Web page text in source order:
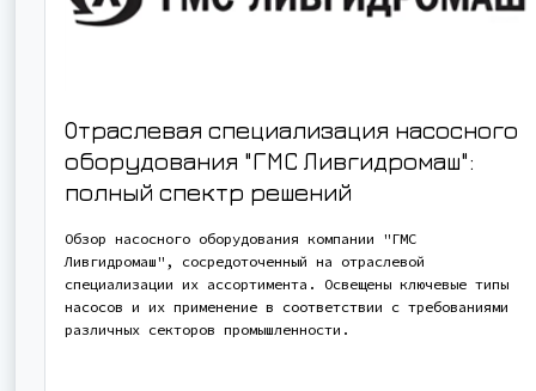
Отраслевая специализация насосного
оборудования "ГМС Ливгидромаш":
полный спектр решений
Обзор насосного оборудования компании "ГМС
Ливгидромаш", сосредоточенный на отраслевой
специализации их ассортимента. Освещены ключевые типы
насосов и их применение в соответствии с требованиями
различных секторов промышленности.